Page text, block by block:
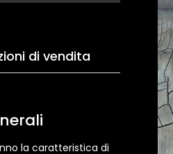
di vendita
la caratteristica di